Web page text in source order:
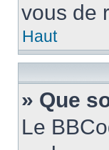
vous de
Haut
» Que
Le